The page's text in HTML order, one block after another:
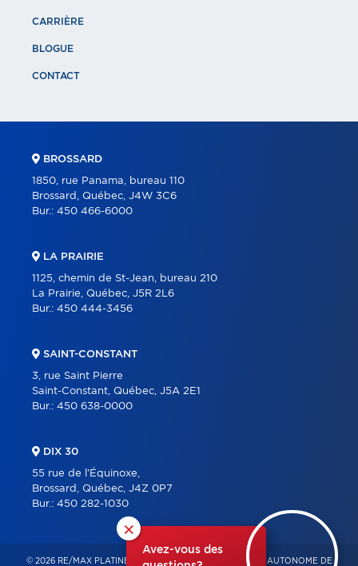
×
Avez-vous des
CARRIÈRE
BLOGUE
CONTACT
BROSSARD
1850, rue Panama, bureau 110
Brossard, Québec, J4W 3C6
Bur.: 450 466-6000
LA PRAIRIE
1125, chemin de St-Jean, bureau 210
La Prairie, Québec, J5R 2L6
Bur.: 450 444-3456
SAINT-CONSTANT
3, rue Saint Pierre
Saint-Constant, Québec, J5A 2E1
Bur.: 450 638-0000
DIX 30
55 rue de l'Équinoxe,
Brossard, Québec, J4Z 0P7
Bur.: 450 282-1030
© 2026 RE/MAX PLATINE – FRANCHISÉ INDÉPENDANT ET AUTONOME DE